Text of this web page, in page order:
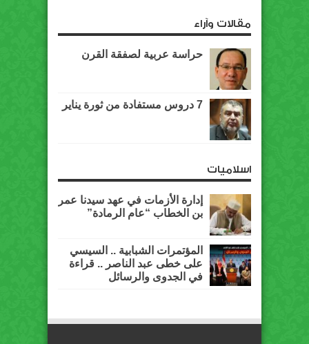
مقالات وآراء
حراسة عربية لصفقة القرن
7 دروس مستفادة من ثورة يناير
اسلاميات
إدارة الأزمات في عهد سيدنا عمر
بن الخطاب “عام الرمادة”
المؤتمرات الشبابية .. السيسي
على خطى عبد الناصر .. قراءة
في الجدوى والرسائل